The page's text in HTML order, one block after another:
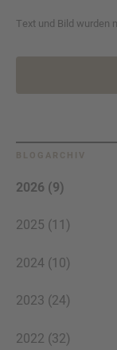
Text und Bild wurden
BLOGARCHIV
2026 (9)
2025 (11)
2024 (10)
2023 (24)
2022 (32)